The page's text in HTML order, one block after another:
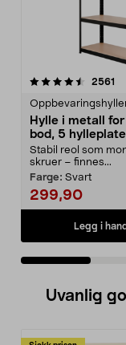
2561
Hylle i metall
bod, 5
Stabil reol som
skruer – finnes...
Farge: Svart
299,90
Legg i
4.5 av 5
Uvanlig